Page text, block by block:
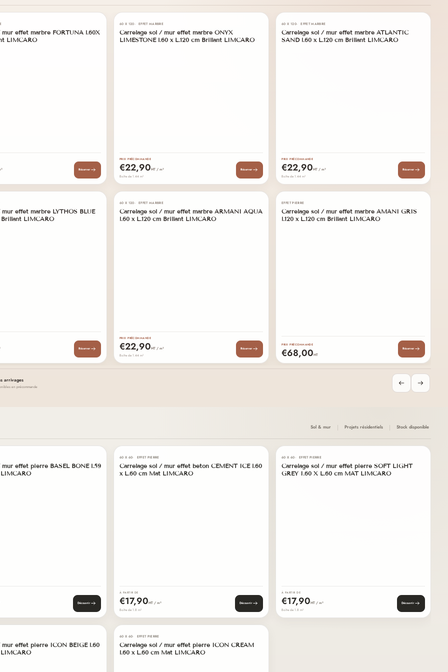
effet marbre FORTUNA l.60X
LIMCARO
Réserver
effet marbre LYTHOS BLUE
Brillant LIMCARO
Réserver
PRÉCOMMANDE
ARRIVAGE PROGRAMMÉ
60 X 120 EFFET MARBRE
Carrelage sol / mur effet marbre ONYX
LIMESTONE l.60 x L.120 cm Brillant LIMCARO
PRIX PRÉCOMMANDE
€22,90HT / m²
Boîte de 1.44 m²
Réserver
PRÉCOMMANDE
ARRIVAGE PROGRAMMÉ
60 X 120 EFFET MARBRE
Carrelage sol / mur effet marbre ARMANI AQUA
l.60 x L.120 cm Brillant LIMCARO
PRIX PRÉCOMMANDE
€22,90HT / m²
Boîte de 1.44 m²
Réserver
PRÉCOMMANDE
ARRIVAGE PROGRAMMÉ
60 X 120 EFFET MARBRE
Carrelage sol / mur effet marbre ATLANTIC
SAND l.60 x L.120 cm Brillant LIMCARO
PRIX PRÉCOMMANDE
€22,90HT / m²
Boîte de 1.44 m²
Réserver
PRÉCOMMANDE
ARRIVAGE PROGRAMMÉ
EFFET PIERRE
Carrelage sol / mur effet marbre AMANI GRIS
l.120 x L.120 cm Brillant LIMCARO
PRIX PRÉCOMMANDE
€68,00HT
Réserver
arrivages
en précommande
Sol & mur Projets résidentiels Stock disponible
effet pierre BASEL BONE l.59
Découvrir
effet pierre ICON BEIGE l.60
60 × 60
EN STOCK
60 X 60 EFFET PIERRE
Carrelage sol / mur effet béton CEMENT ICE l.60
x L.60 cm Mat LIMCARO
À PARTIR DE
€17,90HT / m²
Boîte de 1.8 m²
Découvrir
60 × 60
EN STOCK
60 X 60 EFFET PIERRE
Carrelage sol / mur effet pierre ICON CREAM
l.60 x L.60 cm Mat LIMCARO
60 × 60
EN STOCK
60 X 60 EFFET PIERRE
Carrelage sol / mur effet pierre SOFT LIGHT
GREY I.60 X L.60 cm MAT LIMCARO
À PARTIR DE
€17,90HT / m²
Boîte de 1.8 m²
Découvrir